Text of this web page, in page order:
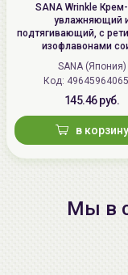
SANA Wrinkle
увлажняющий
подтягивающий, с
изофлавонами
осветляющим
Wrinkle Gel Cream
SANA (Япония)
Код:
145.46 руб.
в корзину
Мы в